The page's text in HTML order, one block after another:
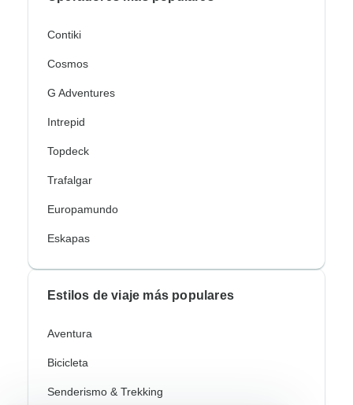
Contiki
Cosmos
G Adventures
Intrepid
Topdeck
Trafalgar
Europamundo
Eskapas
Estilos de viaje más populares
Aventura
Bicicleta
Senderismo & Trekking